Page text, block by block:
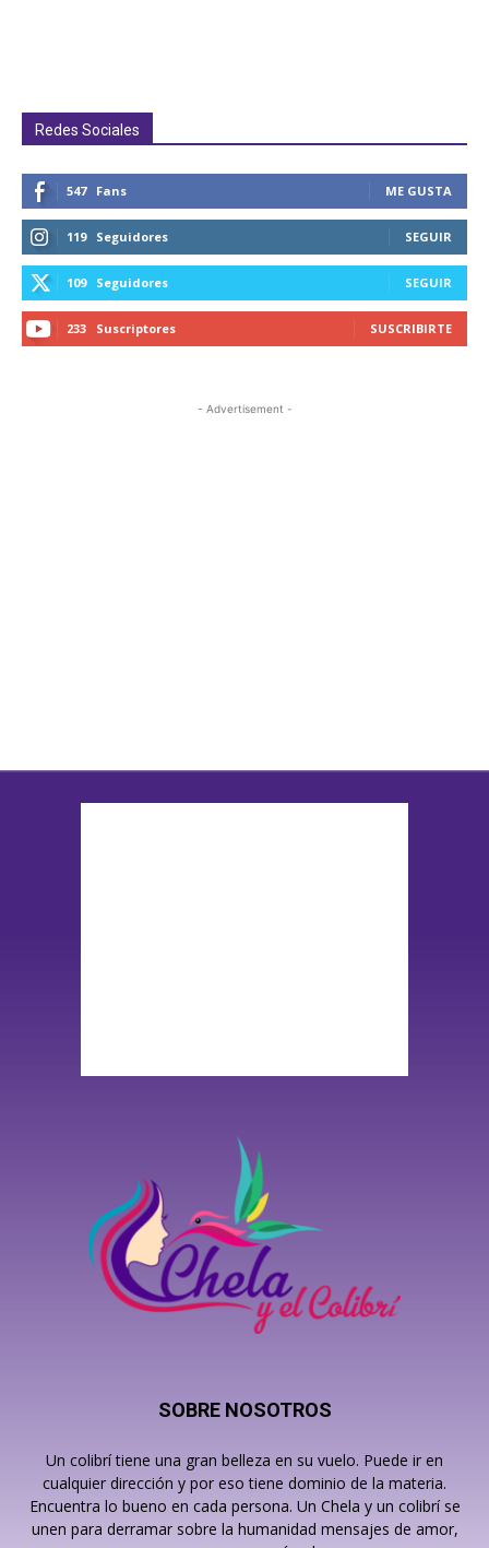
Redes Sociales
547 Fans ME GUSTA
119 Seguidores SEGUIR
109 Seguidores SEGUIR
233 Suscriptores SUSCRIBIRTE
- Advertisement -
SOBRE NOSOTROS
Un colibrí tiene una gran belleza en su vuelo. Puede ir en
cualquier dirección y por eso tiene dominio de la materia.
Encuentra lo bueno en cada persona. Un Chela y un colibrí se
unen para derramar sobre la humanidad mensajes de amor,